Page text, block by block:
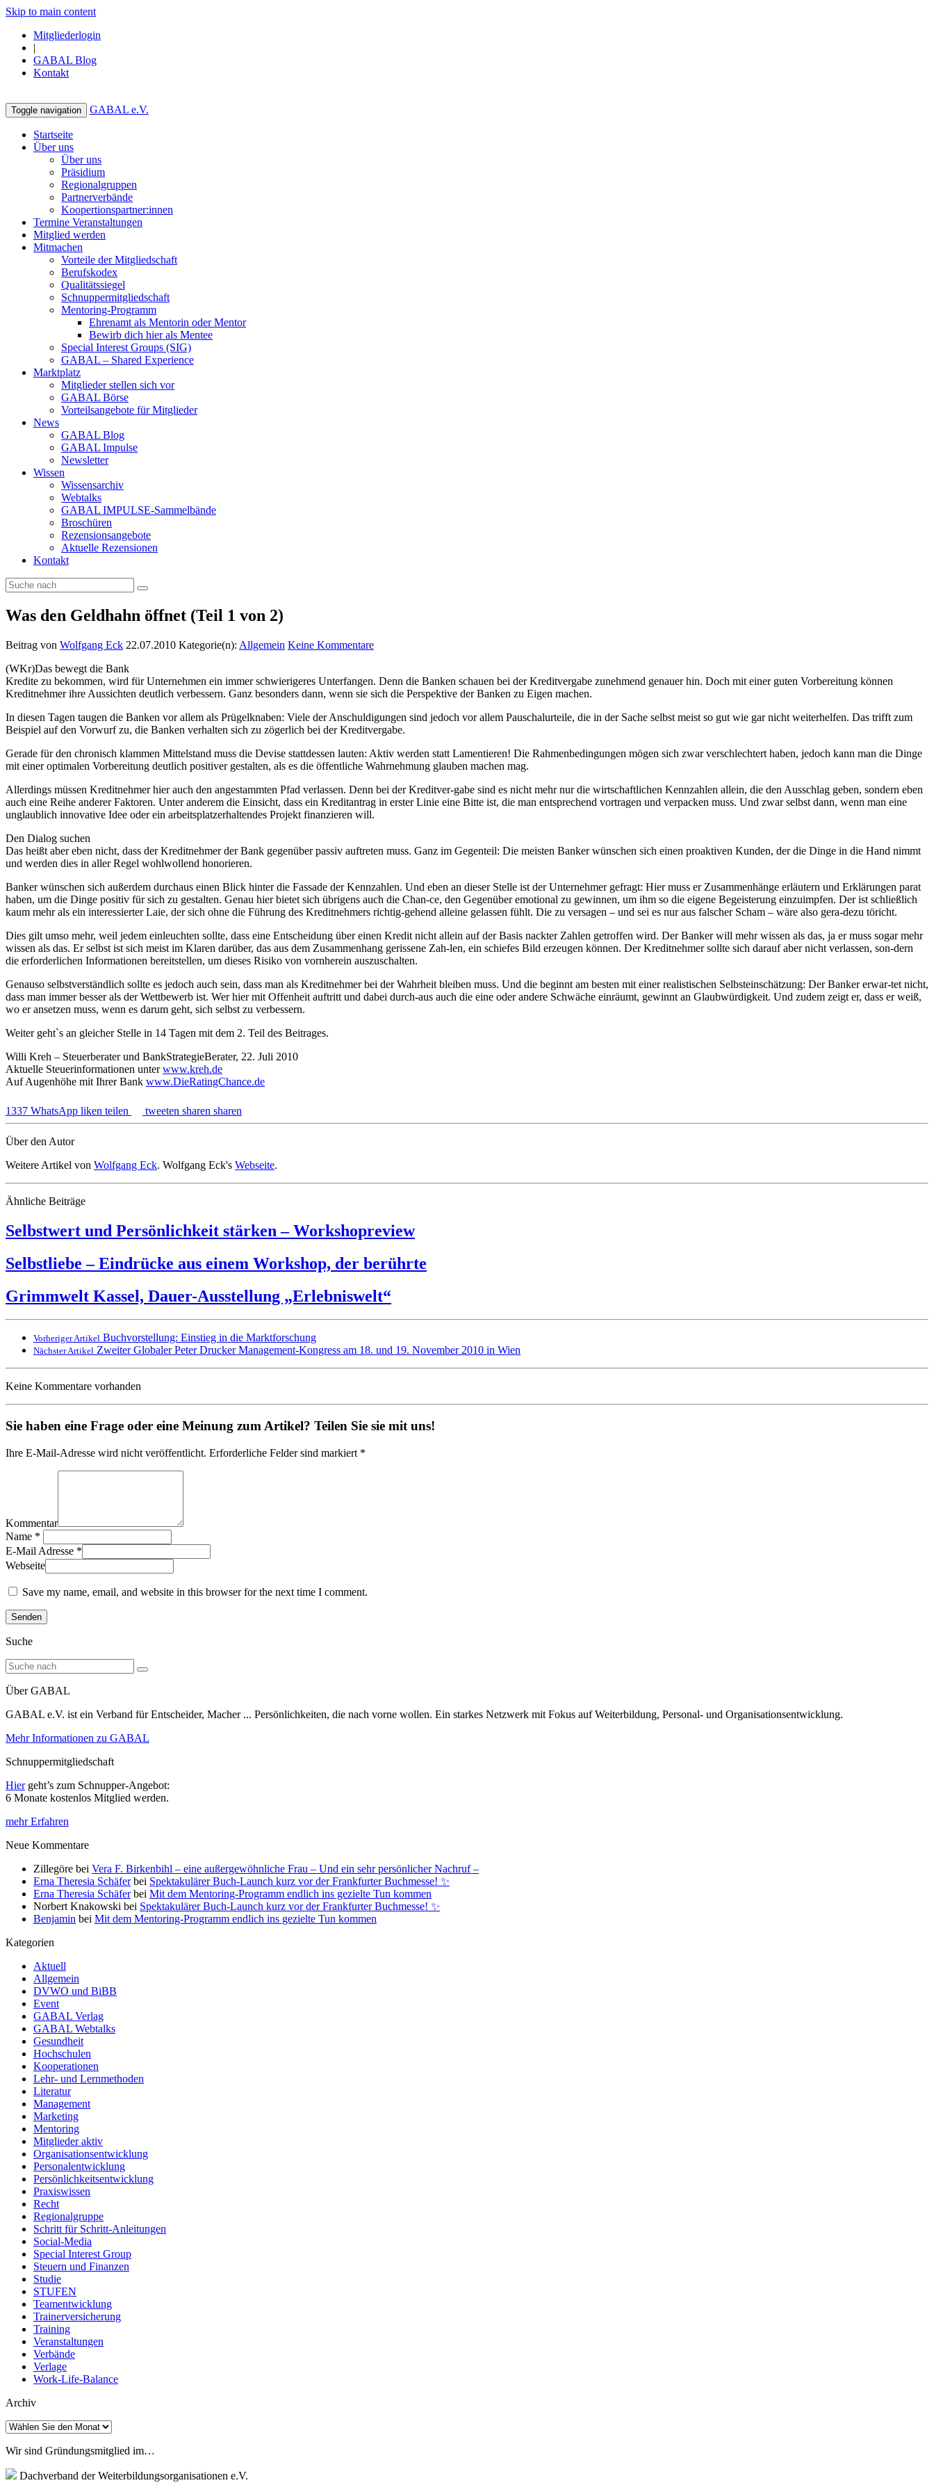
Skip to main content
Mitgliederlogin
|
GABAL Blog
Kontakt
Toggle navigation GABAL e.V.
Startseite
Über uns
Über uns
Präsidium
Regionalgruppen
Partnerverbände
Koopertionspartner:innen
Termine Veranstaltungen
Mitglied werden
Mitmachen
Vorteile der Mitgliedschaft
Berufskodex
Qualitätssiegel
Schnuppermitgliedschaft
Mentoring-Programm
Ehrenamt als Mentorin oder Mentor
Bewirb dich hier als Mentee
Special Interest Groups (SIG)
GABAL – Shared Experience
Marktplatz
Mitglieder stellen sich vor
GABAL Börse
Vorteilsangebote für Mitglieder
News
GABAL Blog
GABAL Impulse
Newsletter
Wissen
Wissensarchiv
Webtalks
GABAL IMPULSE-Sammelbände
Broschüren
Rezensionsangebote
Aktuelle Rezensionen
Kontakt
Was den Geldhahn öffnet (Teil 1 von 2)
Beitrag von Wolfgang Eck 22.07.2010 Kategorie(n): Allgemein Keine Kommentare
(WKr)Das bewegt die Bank
Kredite zu bekommen, wird für Unternehmen ein immer schwierigeres Unterfangen. Denn die Banken schauen bei der Kreditvergabe zunehmend genauer hin. Doch mit einer guten Vorbereitung können
Kreditnehmer ihre Aussichten deutlich verbessern. Ganz besonders dann, wenn sie sich die Perspektive der Banken zu Eigen machen.
In diesen Tagen taugen die Banken vor allem als Prügelknaben: Viele der Anschuldigungen sind jedoch vor allem Pauschalurteile, die in der Sache selbst meist so gut wie gar nicht weiterhelfen. Das trifft zum
Beispiel auf den Vorwurf zu, die Banken verhalten sich zu zögerlich bei der Kreditvergabe.
Gerade für den chronisch klammen Mittelstand muss die Devise stattdessen lauten: Aktiv werden statt Lamentieren! Die Rahmenbedingungen mögen sich zwar verschlechtert haben, jedoch kann man die Dinge
mit einer optimalen Vorbereitung deutlich positiver gestalten, als es die öffentliche Wahrnehmung glauben machen mag.
Allerdings müssen Kreditnehmer hier auch den angestammten Pfad verlassen. Denn bei der Kreditver-gabe sind es nicht mehr nur die wirtschaftlichen Kennzahlen allein, die den Ausschlag geben, sondern eben
auch eine Reihe anderer Faktoren. Unter anderem die Einsicht, dass ein Kreditantrag in erster Linie eine Bitte ist, die man entsprechend vortragen und verpacken muss. Und zwar selbst dann, wenn man eine
unglaublich innovative Idee oder ein arbeitsplatzerhaltendes Projekt finanzieren will.
Den Dialog suchen
Das heißt aber eben nicht, dass der Kreditnehmer der Bank gegenüber passiv auftreten muss. Ganz im Gegenteil: Die meisten Banker wünschen sich einen proaktiven Kunden, der die Dinge in die Hand nimmt
und werden dies in aller Regel wohlwollend honorieren.
Banker wünschen sich außerdem durchaus einen Blick hinter die Fassade der Kennzahlen. Und eben an dieser Stelle ist der Unternehmer gefragt: Hier muss er Zusammenhänge erläutern und Erklärungen parat
haben, um die Dinge positiv für sich zu gestalten. Genau hier bietet sich übrigens auch die Chan-ce, den Gegenüber emotional zu gewinnen, um ihm so die eigene Begeisterung einzuimpfen. Der ist schließlich
kaum mehr als ein interessierter Laie, der sich ohne die Führung des Kreditnehmers richtig-gehend alleine gelassen fühlt. Die zu versagen – und sei es nur aus falscher Scham – wäre also gera-dezu töricht.
Dies gilt umso mehr, weil jedem einleuchten sollte, dass eine Entscheidung über einen Kredit nicht allein auf der Basis nackter Zahlen getroffen wird. Der Banker will mehr wissen als das, ja er muss sogar mehr
wissen als das. Er selbst ist sich meist im Klaren darüber, das aus dem Zusammenhang gerissene Zah-len, ein schiefes Bild erzeugen können. Der Kreditnehmer sollte sich darauf aber nicht verlassen, son-dern
die erforderlichen Informationen bereitstellen, um dieses Risiko von vornherein auszuschalten.
Genauso selbstverständlich sollte es jedoch auch sein, dass man als Kreditnehmer bei der Wahrheit bleiben muss. Und die beginnt am besten mit einer realistischen Selbsteinschätzung: Der Banker erwar-tet nicht,
dass man immer besser als der Wettbewerb ist. Wer hier mit Offenheit auftritt und dabei durch-aus auch die eine oder andere Schwäche einräumt, gewinnt an Glaubwürdigkeit. Und zudem zeigt er, dass er weiß,
wo er ansetzen muss, wenn es darum geht, sich selbst zu verbessern.
Weiter geht`s an gleicher Stelle in 14 Tagen mit dem 2. Teil des Beitrages.
Willi Kreh – Steuerberater und BankStrategieBerater, 22. Juli 2010
Aktuelle Steuerinformationen unterwww.kreh.de
Auf Augenhöhe mit Ihrer Bank www.DieRatingChance.de
1337 WhatsApp liken teilen tweeten sharen sharen
Über den Autor
Weitere Artikel von Wolfgang Eck. Wolfgang Eck's Webseite.
Ähnliche Beiträge
Selbstwert und Persönlichkeit stärken – Workshopreview
Selbstliebe – Eindrücke aus einem Workshop, der berührte
Grimmwelt Kassel, Dauer-Ausstellung „Erlebniswelt“
Vorheriger Artikel Buchvorstellung: Einstieg in die Marktforschung
Nächster Artikel Zweiter Globaler Peter Drucker Management-Kongress am 18. und 19. November 2010 in Wien
Keine Kommentare vorhanden
Sie haben eine Frage oder eine Meinung zum Artikel? Teilen Sie sie mit uns!
Ihre E-Mail-Adresse wird nicht veröffentlicht. Erforderliche Felder sind markiert *
Kommentar
Name *
E-Mail Adresse *
Webseite
Save my name, email, and website in this browser for the next time I comment.
Suche
Über GABAL
GABAL e.V. ist ein Verband für Entscheider, Macher ... Persönlichkeiten, die nach vorne wollen. Ein starkes Netzwerk mit Fokus auf Weiterbildung, Personal- und Organisationsentwicklung.
Mehr Informationen zu GABAL
Schnuppermitgliedschaft
Hiergeht’s zum Schnupper-Angebot:
6 Monate kostenlos Mitglied werden.
mehr Erfahren
Neue Kommentare
Zillegöre bei Vera F. Birkenbihl – eine außergewöhnliche Frau – Und ein sehr persönlicher Nachruf –
Erna Theresia Schäferbei Spektakulärer Buch-Launch kurz vor der Frankfurter Buchmesse! ✨
Erna Theresia Schäferbei Mit dem Mentoring-Programm endlich ins gezielte Tun kommen
Norbert Knakowski bei Spektakulärer Buch-Launch kurz vor der Frankfurter Buchmesse! ✨
Benjamin bei Mit dem Mentoring-Programm endlich ins gezielte Tun kommen
Kategorien
Aktuell
Allgemein
DVWO und BiBB
Event
GABAL Verlag
GABAL Webtalks
Gesundheit
Hochschulen
Kooperationen
Lehr- und Lernmethoden
Literatur
Management
Marketing
Mentoring
Mitglieder aktiv
Organisationsentwicklung
Personalentwicklung
Persönlichkeitsentwicklung
Praxiswissen
Recht
Regionalgruppe
Schritt für Schritt-Anleitungen
Social-Media
Special Interest Group
Steuern und Finanzen
Studie
STUFEN
Teamentwicklung
Trainerversicherung
Training
Veranstaltungen
Verbände
Verlage
Work-Life-Balance
Archiv
Archiv
Wir sind Gründungsmitglied im…
Dachverband der Weiterbildungsorganisationen e.V.